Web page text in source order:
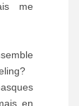
me
en